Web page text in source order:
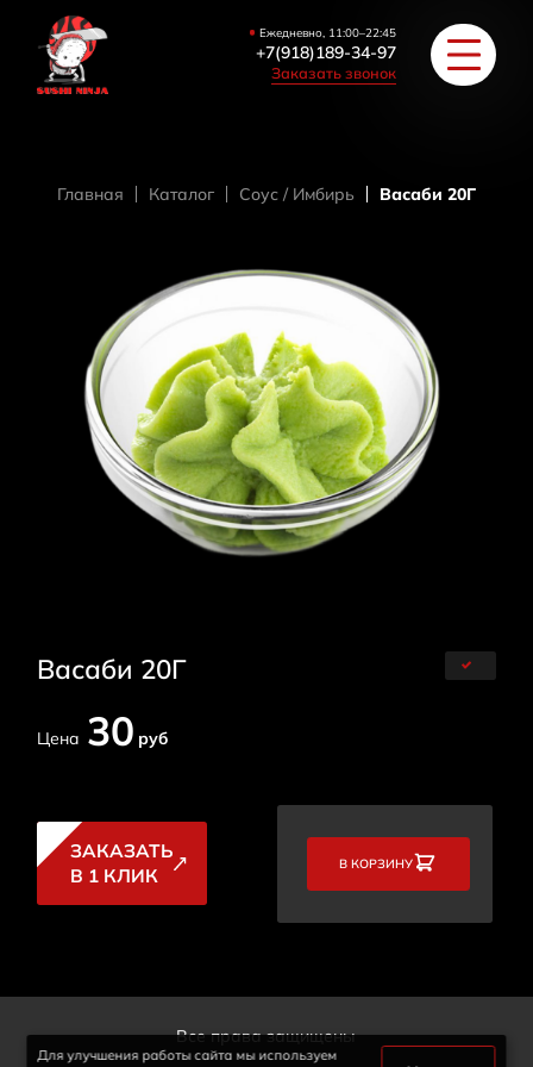
Ежедневно, 11:00–22:45
+7(918)189-34-97
Заказать звонок
ПИЦЦА/БУРГЕРЫ
ЗАКУСКИ / СУПЫ
COУС / ИМБИРЬ
HAПИТКИ
Главная Каталог Coус / Имбирь Васаби 20Г
Васаби 20Г
Цена 30 руб
ЗАКАЗАТЬ
В 1 КЛИК
В КОРЗИНУ
Все права защищены
Для улучшения работы сайта мы используем